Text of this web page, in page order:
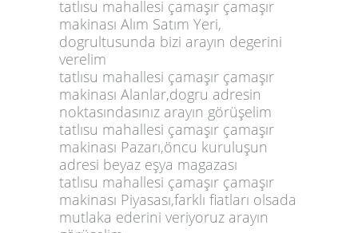
tatlısu mahallesi çamaşır çamaşır
makinası Alım Satım Yeri,
dogrultusunda bizi arayın degerini
verelim
tatlısu mahallesi çamaşır çamaşır
makinası Alanlar,dogru adresin
noktasındasınız arayın görüşelim
tatlısu mahallesi çamaşır çamaşır
makinası Pazarı,öncu kuruluşun
adresi beyaz eşya magazası
tatlısu mahallesi çamaşır çamaşır
makinası Piyasası,farklı fiatları olsada
mutlaka ederini veriyoruz arayın